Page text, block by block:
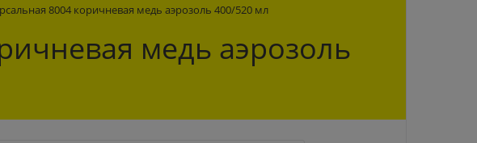
8004 коричневая медь аэрозоль 400/520 мл
медь аэрозоль